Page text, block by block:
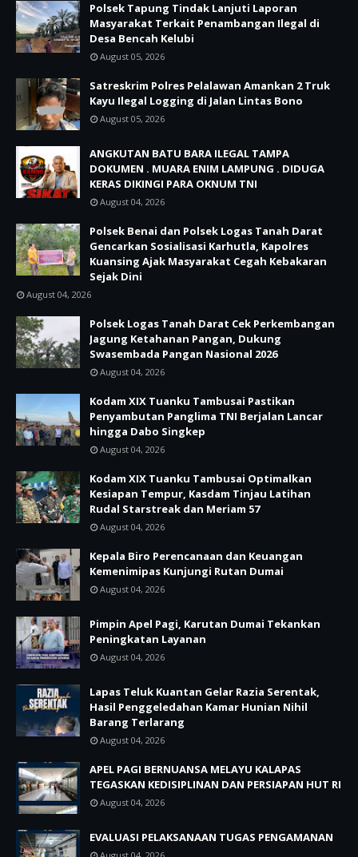
Polsek Tapung Tindak Lanjuti Laporan
Masyarakat Terkait Penambangan Ilegal di
Desa Bencah Kelubi
August 05, 2026
Satreskrim Polres Pelalawan Amankan 2 Truk
Kayu Ilegal Logging di Jalan Lintas Bono
August 05, 2026
ANGKUTAN BATU BARA ILEGAL TAMPA
DOKUMEN . MUARA ENIM LAMPUNG . DIDUGA
KERAS DIKINGI PARA OKNUM TNI
August 04, 2026
Polsek Benai dan Polsek Logas Tanah Darat
Gencarkan Sosialisasi Karhutla, Kapolres
Kuansing Ajak Masyarakat Cegah Kebakaran
Sejak Dini
August 04, 2026
Polsek Logas Tanah Darat Cek Perkembangan
Jagung Ketahanan Pangan, Dukung
Swasembada Pangan Nasional 2026
August 04, 2026
Kodam XIX Tuanku Tambusai Pastikan
Penyambutan Panglima TNI Berjalan Lancar
hingga Dabo Singkep
August 04, 2026
Kodam XIX Tuanku Tambusai Optimalkan
Kesiapan Tempur, Kasdam Tinjau Latihan
Rudal Starstreak dan Meriam 57
August 04, 2026
Kepala Biro Perencanaan dan Keuangan
Kemenimipas Kunjungi Rutan Dumai
August 04, 2026
Pimpin Apel Pagi, Karutan Dumai Tekankan
Peningkatan Layanan
August 04, 2026
Lapas Teluk Kuantan Gelar Razia Serentak,
Hasil Penggeledahan Kamar Hunian Nihil
Barang Terlarang
August 04, 2026
APEL PAGI BERNUANSA MELAYU KALAPAS
TEGASKAN KEDISIPLINAN DAN PERSIAPAN HUT RI
August 04, 2026
EVALUASI PELAKSANAAN TUGAS PENGAMANAN